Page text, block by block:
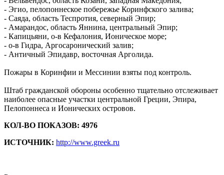
- Эгио, пелопоннеское побережье Коринфского залива;
- Саяда, область Теспротия, северный Эпир;
- Амарандос, область Яннина, центральный Эпир;
- Капицьяни, о-в Кефалония, Ионическое море;
- о-в Гидра, Аргосаронический залив;
- Античный Эпидавр, восточная Арголида.
Пожары в Коринфии и Мессинии взяты под контроль.
Штаб гражданской обороны особенно тщательно отслеживает
наиболее опасные участки центральной Греции, Эпира,
Пелопоннеса и Ионических островов.
КОЛ-ВО ПОКАЗОВ: 4976
ИСТОЧНИК: http://www.greek.ru